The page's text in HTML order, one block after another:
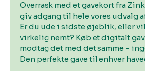
Overrask med et gavekort fra
giv adgang til hele vores udvalg
Er du ude i sidste øjeblik, eller
virkelig nemt? Køb et digitalt
modtag det med det samme –
Den perfekte gave til enhver